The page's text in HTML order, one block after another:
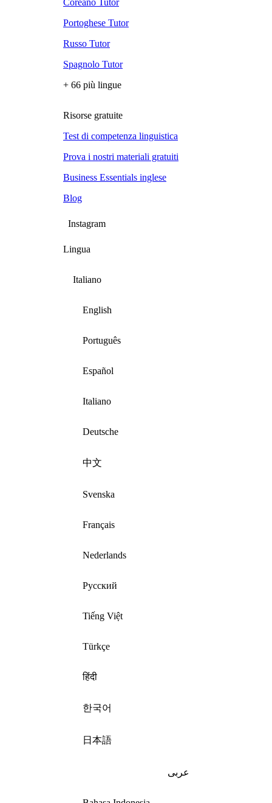
Coreano Tutor
Portoghese Tutor
Russo Tutor
Spagnolo Tutor
+ 66 più lingue
Risorse gratuite
Test di competenza linguistica
Prova i nostri materiali gratuiti
Business Essentials inglese
Blog
Instagram
Lingua
Italiano
English
Português
Español
Italiano
Deutsche
中文
Svenska
Français
Nederlands
Русский
Tiếng Việt
Türkçe
हिंदी
한국어
日本語
عربى